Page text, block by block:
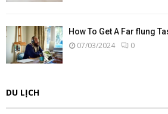
How To Get A Far flung
07/03/2024 0
DU LỊCH